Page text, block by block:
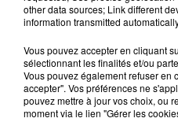
Lucas s'en
Disparition
la-Grande :
other data sources; Link different
information transmitted
Vous pouvez accepter en cliquant
sélectionnant les finalités et/ou
Vous pouvez également refuser en
accepter". Vos préférences ne
pouvez mettre à jour vos choix, ou
moment via le lien "Gérer les